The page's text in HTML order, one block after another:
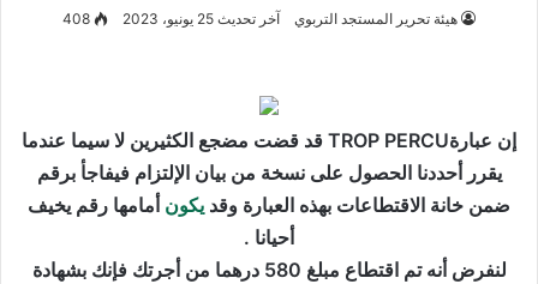
هيئة تحرير المستجد التربوي آخر تحديث 25 يونيو، 2023 408
إن عبارةTROP PERCU قد قضت مضجع الكثيرين لا سيما عندما
يقرر أحددنا الحصول على نسخة من بيان الإلتزام فيفاجأ برقم
ضمن خانة الاقتطاعات بهذه العبارة وقد يكونأمامها رقم يخيف
أحيانا .
لنفرض أنه تم اقتطاع مبلغ 580 درهما من أجرتك فإنك بشهادة